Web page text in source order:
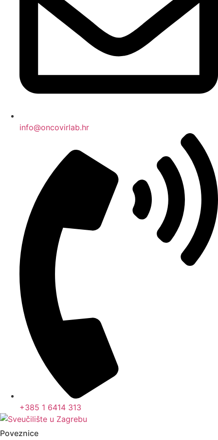
info@oncovirlab.hr
+385 1 6414 313
Poveznice